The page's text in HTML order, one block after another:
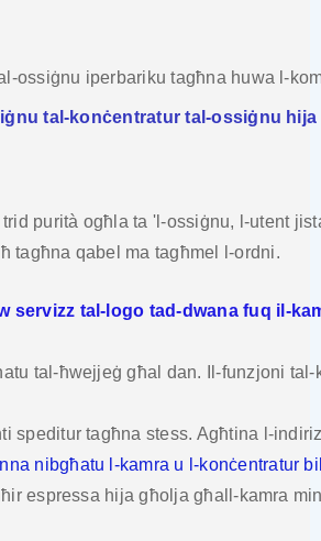
ossiġnu iperbariku tagħna huwa l-
tal-konċentratur tal-ossiġnu
trid purità ogħla ta 'l-ossiġnu, l-utent
tagħna qabel ma tagħmel l-ordni.
servizz tal-logo tad-dwana fuq il-
tal-ħwejjeġ għal dan. Il-funzjoni
speditur tagħna stess. Agħtina l-
nibgħatu l-kamra u l-konċentratur
espressa hija għolja għall-kamra